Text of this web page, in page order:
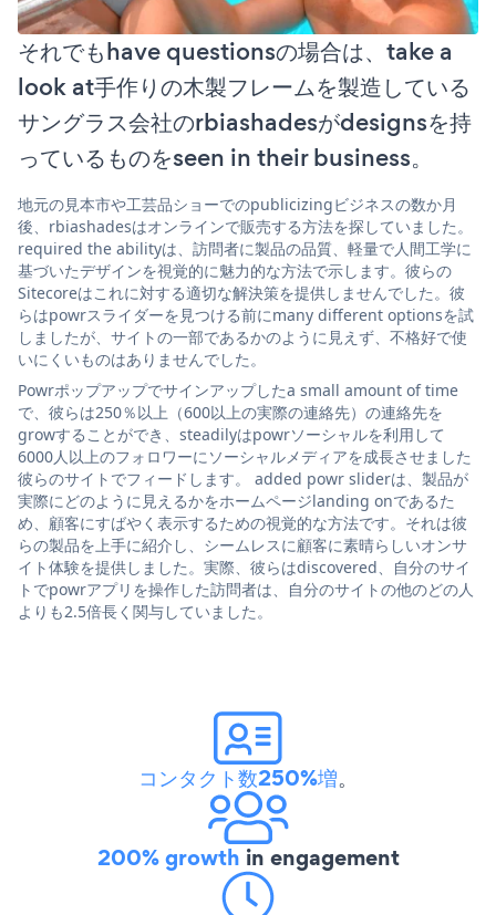
それでもhave questionsの場合は、take a
look at手作りの木製フレームを製造している
サングラス会社のrbiashadesがdesignsを持
っているものをseen in their business。
地元の見本市や工芸品ショーでのpublicizingビジネスの数か月
後、rbiashadesはオンラインで販売する方法を探していました。
required the abilityは、訪問者に製品の品質、軽量で人間工学に
基づいたデザインを視覚的に魅力的な方法で示します。彼らの
Sitecoreはこれに対する適切な解決策を提供しませんでした。彼
らはpowrスライダーを見つける前にmany different optionsを試
しましたが、サイトの一部であるかのように見えず、不格好で使
いにくいものはありませんでした。
Powrポップアップでサインアップしたa small amount of time
で、彼らは250％以上（600以上の実際の連絡先）の連絡先を
growすることができ、steadilyはpowrソーシャルを利用して
6000人以上のフォロワーにソーシャルメディアを成長させました
彼らのサイトでフィードします。 added powr sliderは、製品が
実際にどのように見えるかをホームページlanding onであるた
め、顧客にすばやく表示するための視覚的な方法です。それは彼
らの製品を上手に紹介し、シームレスに顧客に素晴らしいオンサ
イト体験を提供しました。実際、彼らはdiscovered、自分のサイ
トでpowrアプリを操作した訪問者は、自分のサイトの他のどの人
よりも2.5倍長く関与していました。
コンタクト数250%増。
200% growth in engagement